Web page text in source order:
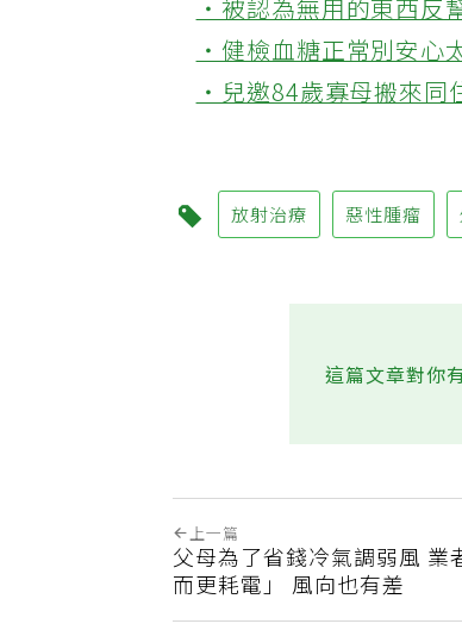
‧被認為無用的東西反
‧健檢血糖正常別安心
‧兒邀84歲寡母搬來同
放射治療 惡性腫瘤
這篇文章對你
上一篇
父母為了省錢冷氣調弱風 業
而更耗電」 風向也有差